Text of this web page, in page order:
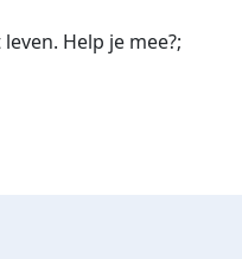
Help je mee?;